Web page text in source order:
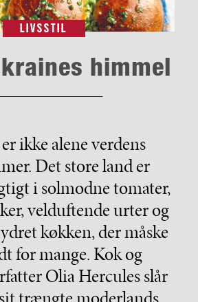
LIVSSTIL
himmel
ikke alene verdens
Det store land er
i solmodne tomater,
velduftende urter og
køkken, der måske
for mange. Kok og
Olia Hercules slår